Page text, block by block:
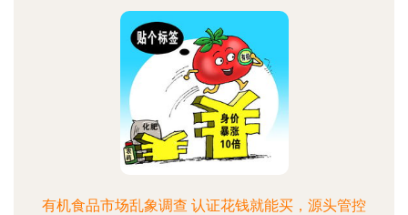
有机食品市场乱象调查 认证花钱就能买，源头管控